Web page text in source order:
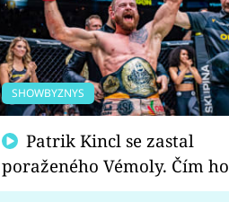
SHOWBYZNYS
poraženého Vémoly. Čím ho
fanoušci naštvali?